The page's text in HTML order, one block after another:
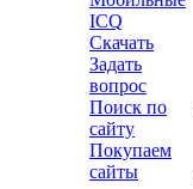
ICQ
Скачать
Задать
вопрос
Поиск по
сайту
Покупаем
сайты